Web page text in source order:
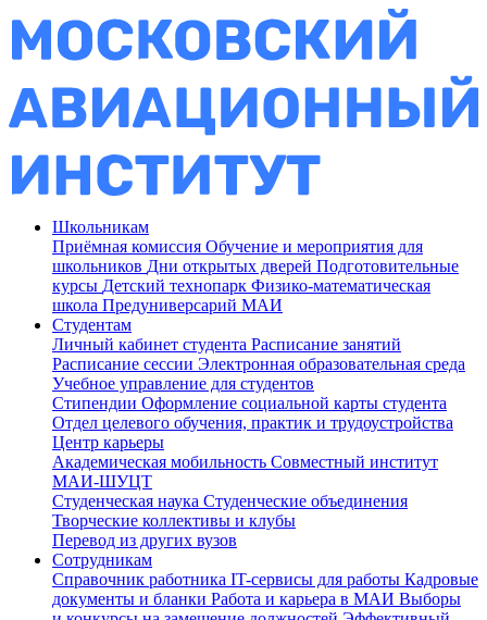
Школьникам
Приёмная комиссия Обучение и мероприятия для
школьников Дни открытых дверей Подготовительные
курсы Детский технопарк Физико-математическая
школа Предуниверсарий МАИ
Студентам
Личный кабинет студента Расписание занятий
Расписание сессии Электронная образовательная среда
Учебное управление для студентов
Стипендии Оформление социальной карты студента
Отдел целевого обучения, практик и трудоустройства
Центр карьеры
Академическая мобильность Совместный институт
МАИ-ШУЦТ
Студенческая наука Студенческие объединения
Творческие коллективы и клубы
Перевод из других вузов
Сотрудникам
Cправочник работника IT-сервисы для работы Кадровые
документы и бланки Работа и карьера в МАИ Выборы